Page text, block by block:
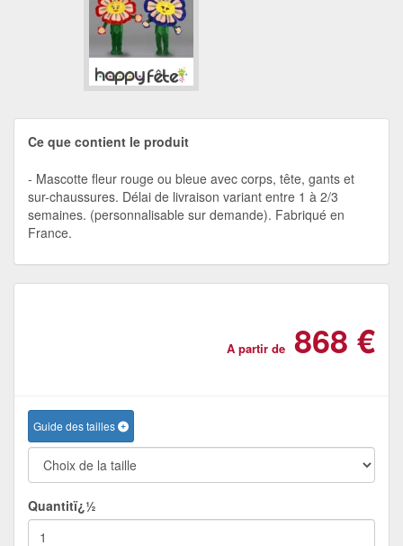
Ce que contient le produit
Mascotte fleur rouge ou bleue avec corps, tête, gants et
sur-chaussures. Délai de livraison variant entre 1 à 2/3
semaines. (personnalisable sur demande). Fabriqué en
France.
A partir de 868 €
Guide des tailles
Quantitï¿½